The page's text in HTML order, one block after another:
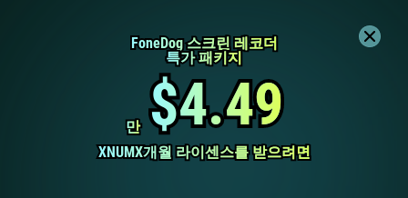
FoneDog 스크린 레코더
FoneDog 스크린 레코더
특가 패키지
특가 패키지
만
만 $4.49
$4.49
XNUMX개월 라이센스를 받으려면
XNUMX개월 라이센스를 받으려면